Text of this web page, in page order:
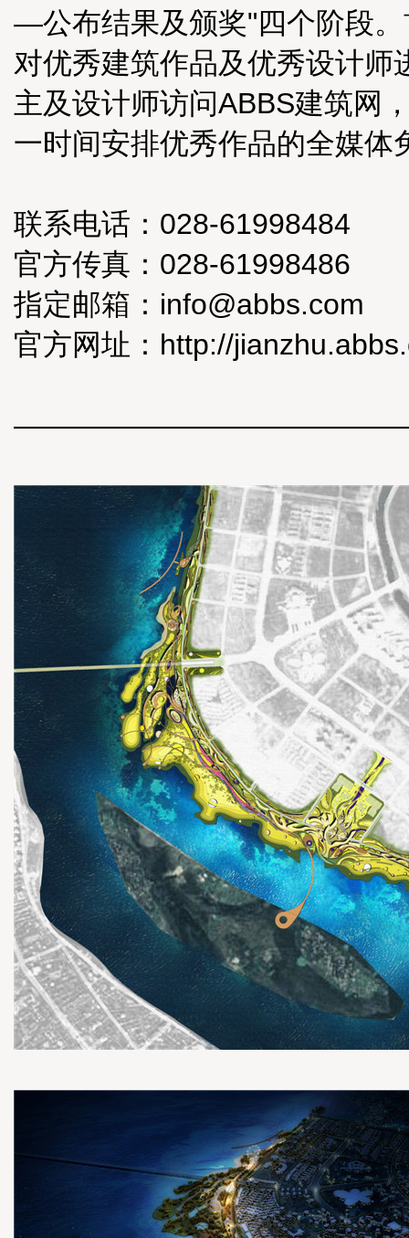
—公布结果及颁奖"四个阶段
对优秀建筑作品及优秀设计
主及设计师访问ABBS建筑网
一时间安排优秀作品的全媒体
联系电话：028-61998484
官方传真：028-61998486
指定邮箱：info@abbs.com
官方网址： http://